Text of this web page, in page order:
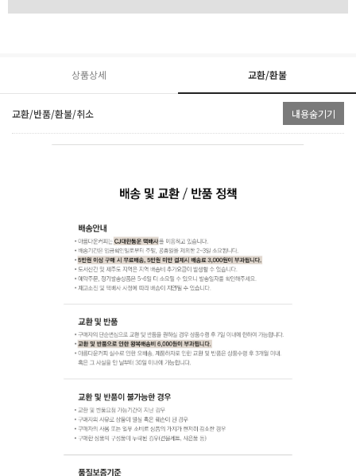
상품상세 교환/환불
교환/반품/환불/취소 내용숨기기